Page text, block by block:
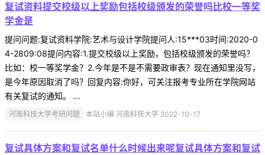
复试资料提交校级以上奖励包括校级颁发的荣誉吗比校一等奖
学金是
提问问题:复试资料学院:艺术与设计学院提问人:15***03时间:2020-0
4-2809:08提问内容:1.提交校级以上奖励，包括校级颁发的荣誉吗？
比如：校一等奖学金？2.今年是不是不需要政审表？现在通知里没写，
是今年原因取消了吗？回复内容:你好，可关注报考专业所在学院网站
有关复试的通知。 ...
河南科技大学考研问题 本站小编 河南科技大学 2022-10-17
复试具体方案和复试名单什么时候出来呢复试具体方案和复试